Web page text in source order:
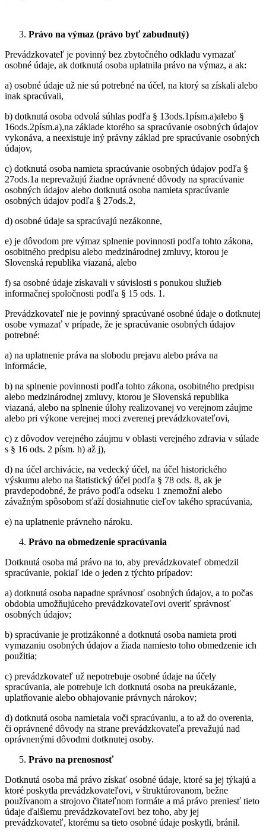
Právo na výmaz (právo byť zabudnutý)
Prevádzkovateľ je povinný bez zbytočného odkladu vymazať
osobné údaje, ak dotknutá osoba uplatnila právo na výmaz, a ak:
a) osobné údaje už nie sú potrebné na účel, na ktorý sa získali alebo
inak spracúvali,
b) dotknutá osoba odvolá súhlas podľa § 13ods.1písm.a)alebo §
16ods.2písm.a),na základe ktorého sa spracúvanie osobných údajov
vykonáva, a neexistuje iný právny základ pre spracúvanie osobných
údajov,
c) dotknutá osoba namieta spracúvanie osobných údajov podľa §
27ods.1a neprevažujú žiadne oprávnené dôvody na spracúvanie
osobných údajov alebo dotknutá osoba namieta spracúvanie
osobných údajov podľa § 27ods.2,
d) osobné údaje sa spracúvajú nezákonne,
e) je dôvodom pre výmaz splnenie povinnosti podľa tohto zákona,
osobitného predpisu alebo medzinárodnej zmluvy, ktorou je
Slovenská republika viazaná, alebo
f) sa osobné údaje získavali v súvislosti s ponukou služieb
informačnej spoločnosti podľa § 15 ods. 1.
Prevádzkovateľ nie je povinný spracúvané osobné údaje o dotknutej
osobe vymazať v prípade, že je spracúvanie osobných údajov
potrebné:
a) na uplatnenie práva na slobodu prejavu alebo práva na
informácie,
b) na splnenie povinnosti podľa tohto zákona, osobitného predpisu
alebo medzinárodnej zmluvy, ktorou je Slovenská republika
viazaná, alebo na splnenie úlohy realizovanej vo verejnom záujme
alebo pri výkone verejnej moci zverenej prevádzkovateľovi,
c) z dôvodov verejného záujmu v oblasti verejného zdravia v súlade
s § 16 ods. 2 písm. h) až j),
d) na účel archivácie, na vedecký účel, na účel historického
výskumu alebo na štatistický účel podľa § 78 ods. 8, ak je
pravdepodobné, že právo podľa odseku 1 znemožní alebo
závažným spôsobom sťaží dosiahnutie cieľov takého spracúvania,
e) na uplatnenie právneho nároku.
Právo na obmedzenie spracúvania
Dotknutá osoba má právo na to, aby prevádzkovateľ obmedzil
spracúvanie, pokiaľ ide o jeden z týchto prípadov:
a) dotknutá osoba napadne správnosť osobných údajov, a to počas
obdobia umožňujúceho prevádzkovateľovi overiť správnosť
osobných údajov;
b) spracúvanie je protizákonné a dotknutá osoba namieta proti
vymazaniu osobných údajov a žiada namiesto toho obmedzenie ich
použitia;
c) prevádzkovateľ už nepotrebuje osobné údaje na účely
spracúvania, ale potrebuje ich dotknutá osoba na preukázanie,
uplatňovanie alebo obhajovanie právnych nárokov;
d) dotknutá osoba namietala voči spracúvaniu, a to až do overenia,
či oprávnené dôvody na strane prevádzkovateľa prevažujú nad
oprávnenými dôvodmi dotknutej osoby.
Právo na prenosnosť
Dotknutá osoba má právo získať osobné údaje, ktoré sa jej týkajú a
ktoré poskytla prevádzkovateľovi, v štruktúrovanom, bežne
používanom a strojovo čitateľnom formáte a má právo preniesť tieto
údaje ďalšiemu prevádzkovateľovi bez toho, aby jej
prevádzkovateľ, ktorému sa tieto osobné údaje poskytli, bránil.